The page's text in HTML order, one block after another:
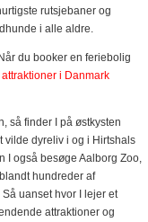
rutsjebaner og
i alle aldre.
du booker en feriebolig
i Danmark
så finder I på østkysten
vilde dyreliv i og i Hirtshals
I også besøge Aalborg Zoo,
hundreder af
uanset hvor I lejer et
attraktioner og